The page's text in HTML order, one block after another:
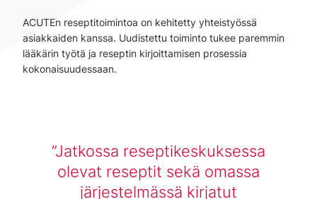
ACUTEn reseptitoimintoa on kehitetty yhteistyössä
asiakkaiden kanssa. Uudistettu toiminto tukee paremmin
lääkärin työtä ja reseptin kirjoittamisen prosessia
kokonaisuudessaan.
Jatkossa reseptikeskuksessa
olevat reseptit sekä omassa
järjestelmässä kirjatut